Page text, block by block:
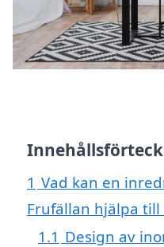
1 Vad kan en
Frufällan hjälpa till
1.1 Design av